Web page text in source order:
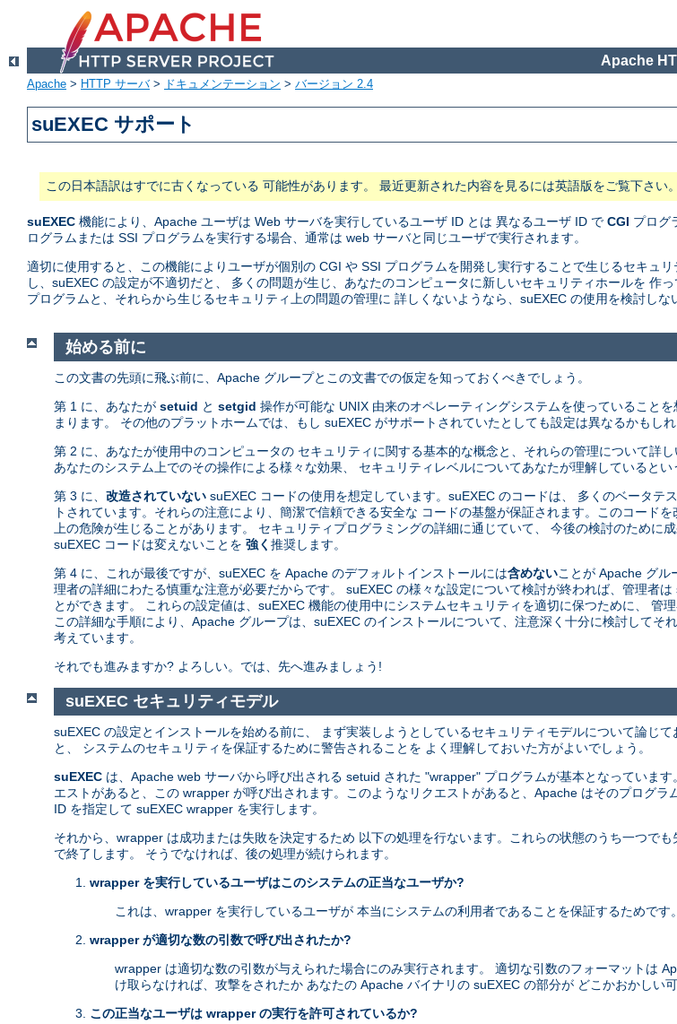
Apache
Apache > HTTP サーバ> ドキュメンテーション > バージョン 2.4
suEXEC サポート
この日本語訳はすでに古くなっている 可能性があります。 最近更新された内容を見るには英語版をご覧下さい。
suEXEC 機能により、Apache ユーザは Web サーバを実行しているユーザ ID とは 異なるユーザ ID で CGI プログ
ログラムまたは SSI プログラムを実行する場合、通常は web サーバと同じユーザで実行されます。
適切に使用すると、この機能によりユーザが個別の CGI や SSI プログラムを開発し実行することで生じるセキュ
し、suEXEC の設定が不適切だと、 多くの問題が生じ、あなたのコンピュータに新しいセキュリティホールを 作
プログラムと、それらから生じるセキュリティ上の問題の管理に 詳しくないようなら、suEXEC の使用を検討しな
始める前に
この文書の先頭に飛ぶ前に、Apache グループとこの文書での仮定を知っておくべきでしょう。
第 1 に、あなたが setuid と setgid 操作が可能な UNIX 由来のオペレーティングシステムを使っていること
まります。 その他のプラットホームでは、もし suEXEC がサポートされていたとしても設定は異なるかもしれ
第 2 に、あなたが使用中のコンピュータの セキュリティに関する基本的な概念と、それらの管理について詳し
あなたのシステム上でのその操作による様々な効果、 セキュリティレベルについてあなたが理解しているとい
第 3 に、 改造されていない suEXEC コードの使用を想定しています。suEXEC のコードは、 多くのベータテ
トされています。それらの注意により、簡潔で信頼できる安全な コードの基盤が保証されます。このコード
上の危険が生じることがあります。 セキュリティプログラミングの詳細に通じていて、 今後の検討のために
suEXEC コードは変えないことを 強く 推奨します。
第 4 に、これが最後ですが、suEXEC を Apache のデフォルトインストールには含めないことが Apache グル
理者の詳細にわたる慎重な注意が必要だからです。 suEXEC の様々な設定について検討が終われば、管理者
とができます。 これらの設定値は、suEXEC 機能の使用中にシステムセキュリティを適切に保つために、 管
この詳細な手順により、Apache グループは、suEXEC のインストールについて、注意深く十分に検討してそ
考えています。
それでも進みますか? よろしい。では、先へ進みましょう!
suEXEC セキュリティモデル
suEXEC の設定とインストールを始める前に、 まず実装しようとしているセキュリティモデルについて論じ
と、 システムのセキュリティを保証するために警告されることを よく理解しておいた方がよいでしょう。
suEXEC は、Apache web サーバから呼び出される setuid された "wrapper" プログラムが基本となっていま
エストがあると、この wrapper が呼び出されます。このようなリクエストがあると、Apache はそのプログ
ID を指定して suEXEC wrapper を実行します。
それから、wrapper は成功または失敗を決定するため 以下の処理を行ないます。これらの状態のうち一つで
で終了します。 そうでなければ、後の処理が続けられます。
wrapper を実行しているユーザはこのシステムの正当なユーザか?
これは、wrapper を実行しているユーザが 本当にシステムの利用者であることを保証するためです。
wrapper が適切な数の引数で呼び出されたか?
wrapper は適切な数の引数が与えられた場合にのみ実行されます。 適切な引数のフォーマットは
け取らなければ、攻撃をされたか あなたの Apache バイナリの suEXEC の部分が どこかおかしい可
この正当なユーザは wrapper の実行を許可されているか?